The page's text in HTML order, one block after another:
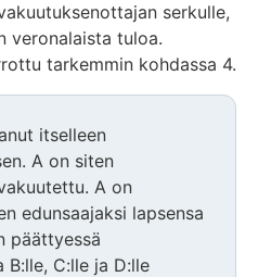
serkulle,
veronalaista tuloa.
tarkemmin kohdassa 4.
itselleen
A on siten
A on
edunsaajaksi lapsensa
päättyessä
C:lle ja D:lle